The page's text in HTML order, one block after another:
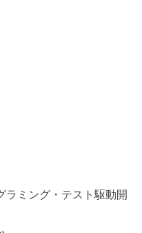
ラミング・テスト駆動開